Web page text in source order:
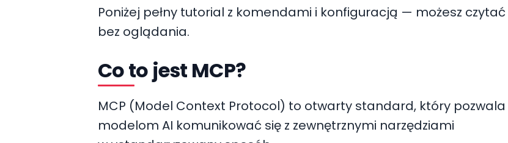
Poniżej pełny tutorial z komendami i konfiguracją — możesz czytać
bez oglądania.
Co to jest MCP?
MCP (Model Context Protocol) to otwarty standard, który pozwala
modelom AI komunikować się z zewnętrznymi narzędziami